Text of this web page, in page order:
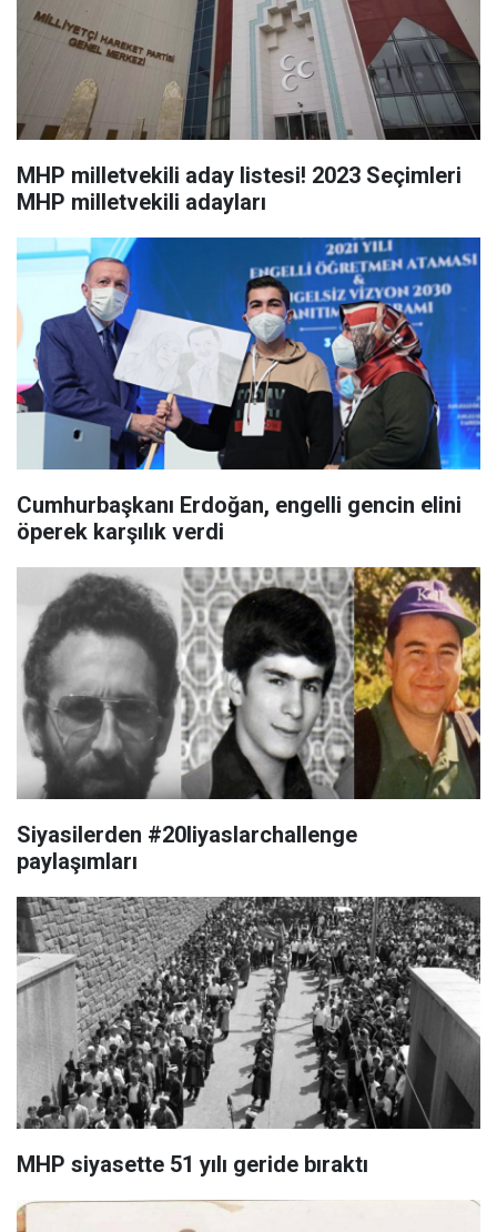
MHP milletvekili aday listesi! 2023 Seçimleri
MHP milletvekili adayları
Cumhurbaşkanı Erdoğan, engelli gencin elini
öperek karşılık verdi
Siyasilerden #20liyaslarchallenge
paylaşımları
MHP siyasette 51 yılı geride bıraktı